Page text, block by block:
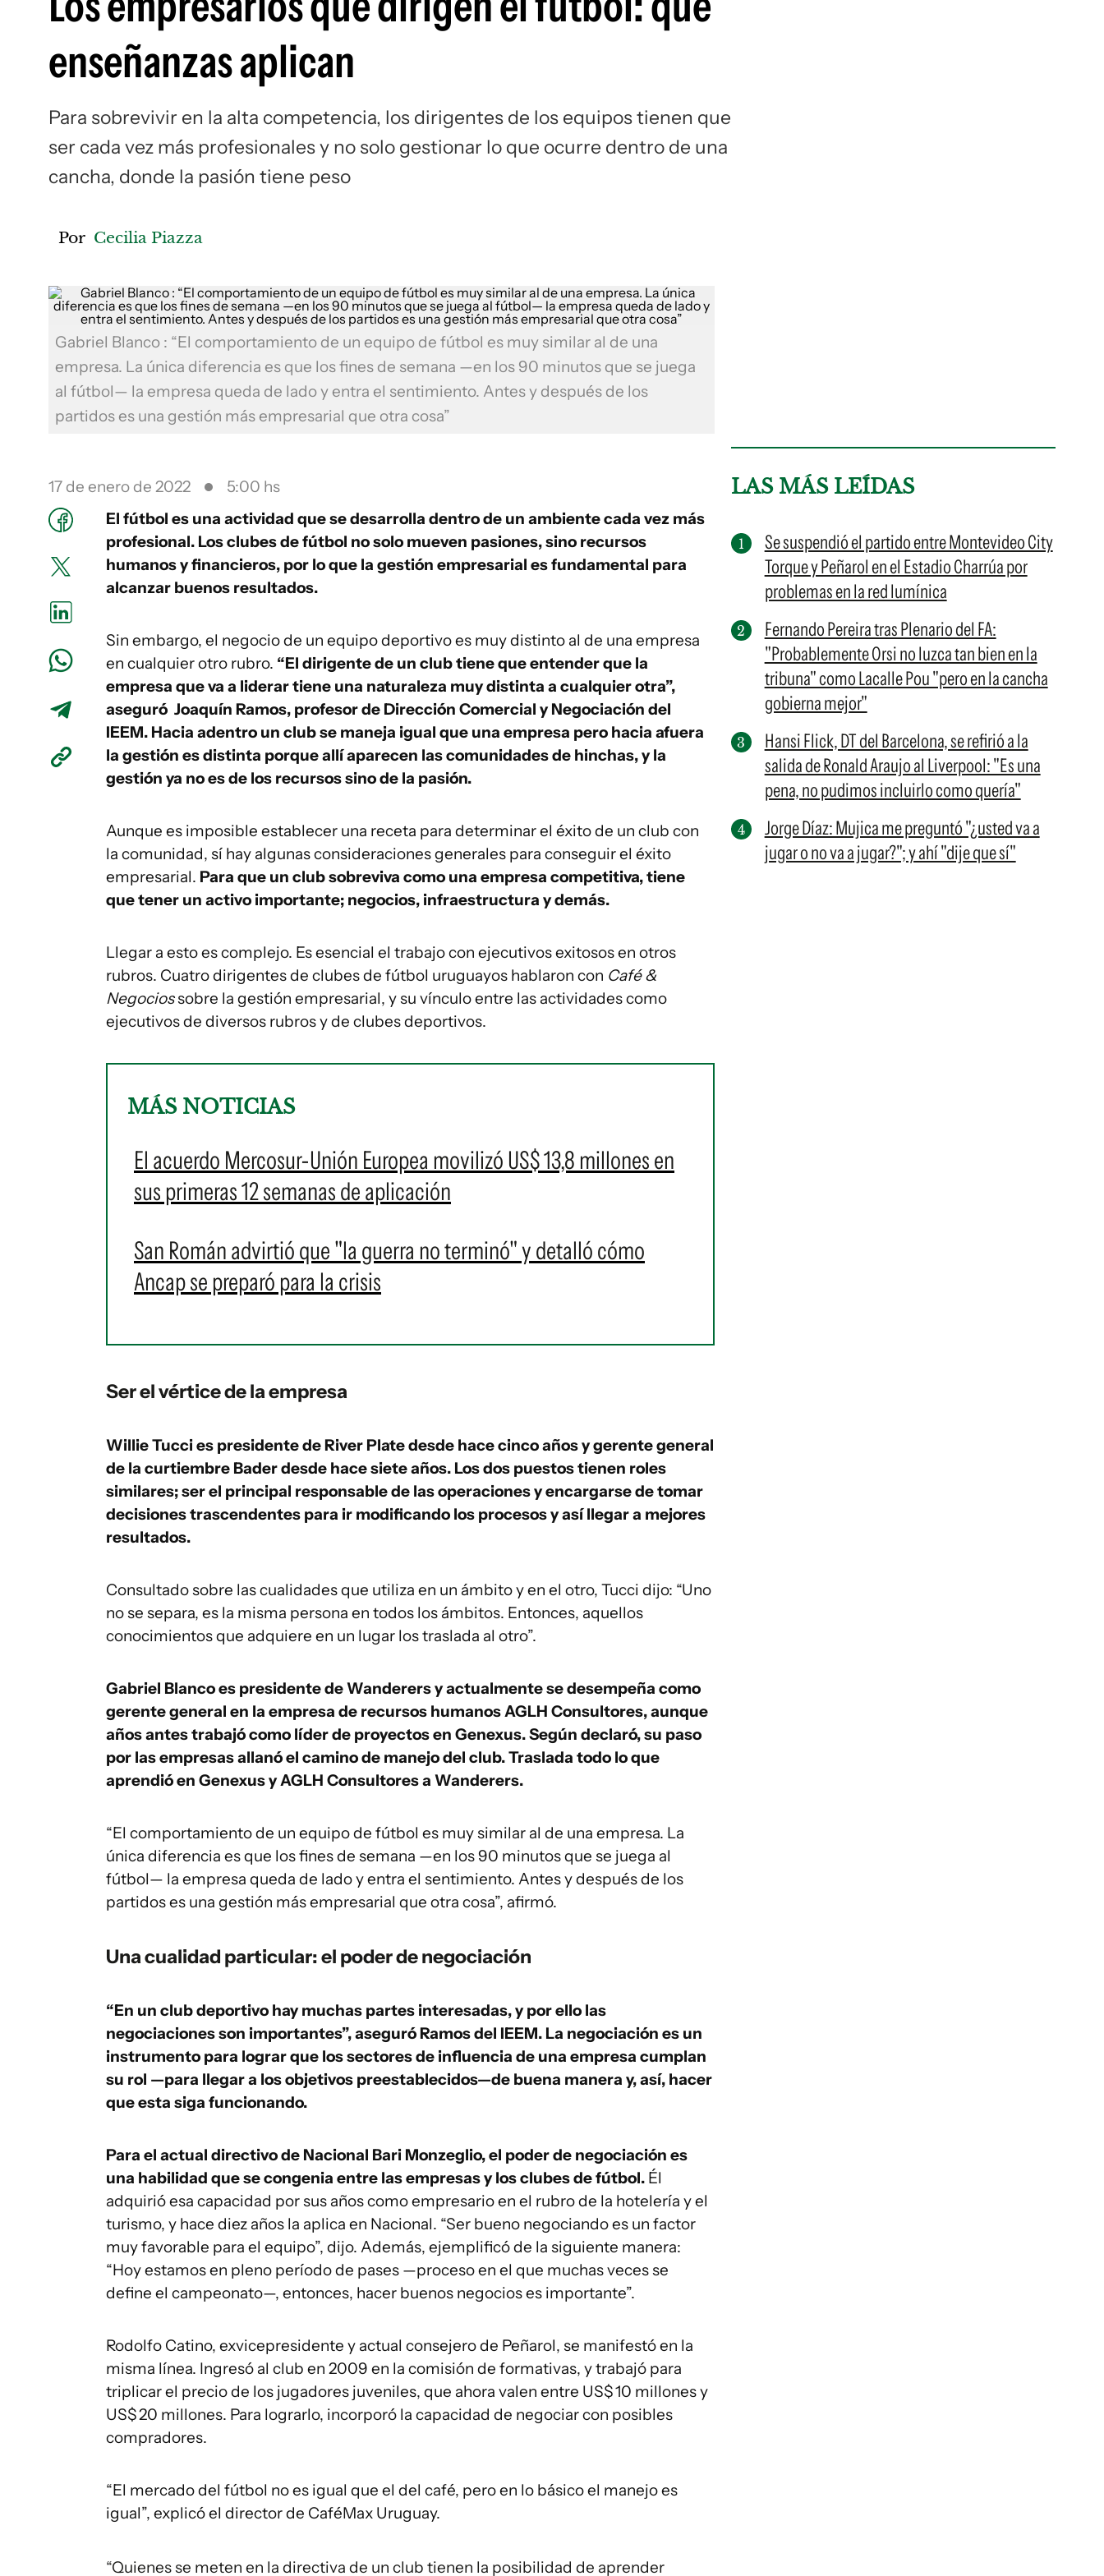
enseñanzas aplican
Para sobrevivir en la alta competencia, los dirigentes de los equipos tienen que
ser cada vez más profesionales y no solo gestionar lo que ocurre dentro de una
cancha, donde la pasión tiene peso
Por Cecilia Piazza
Gabriel Blanco : “El comportamiento de un equipo de fútbol es muy similar al de una
empresa. La única diferencia es que los fines de semana —en los 90 minutos que se juega
al fútbol— la empresa queda de lado y entra el sentimiento. Antes y después de los
partidos es una gestión más empresarial que otra cosa”
17 de enero de 2022
5:00 hs
El fútbol es una actividad que se desarrolla dentro de un ambiente cada vez más
profesional. Los clubes de fútbol no solo mueven pasiones, sino recursos
humanos y financieros, por lo que la gestión empresarial es fundamental para
alcanzar buenos resultados.
Sin embargo, el negocio de un equipo deportivo es muy distinto al de una empresa
en cualquier otro rubro. “El dirigente de un club tiene que entender que la
empresa que va a liderar tiene una naturaleza muy distinta a cualquier otra”,
aseguró Joaquín Ramos, profesor de Dirección Comercial y Negociación del
IEEM. Hacia adentro un club se maneja igual que una empresa pero hacia afuera
la gestión es distinta porque allí aparecen las comunidades de hinchas, y la
gestión ya no es de los recursos sino de la pasión.
Aunque es imposible establecer una receta para determinar el éxito de un club con
la comunidad, sí hay algunas consideraciones generales para conseguir el éxito
empresarial. Para que un club sobreviva como una empresa competitiva, tiene
que tener un activo importante; negocios, infraestructura y demás.
Llegar a esto es complejo. Es esencial el trabajo con ejecutivos exitosos en otros
rubros. Cuatro dirigentes de clubes de fútbol uruguayos hablaron con Café &
Negociossobre la gestión empresarial, y su vínculo entre las actividades como
ejecutivos de diversos rubros y de clubes deportivos.
MÁS NOTICIAS
El acuerdo Mercosur-Unión Europea movilizó US$ 13,8 millones en
sus primeras 12 semanas de aplicación
San Román advirtió que "la guerra no terminó" y detalló cómo
Ancap se preparó para la crisis
Ser el vértice de la empresa
Willie Tucci es presidente de River Plate desde hace cinco años y gerente general
de la curtiembre Bader desde hace siete años. Los dos puestos tienen roles
similares; ser el principal responsable de las operaciones y encargarse de tomar
decisiones trascendentes para ir modificando los procesos y así llegar a mejores
resultados.
Consultado sobre las cualidades que utiliza en un ámbito y en el otro, Tucci dijo: “Uno
no se separa, es la misma persona en todos los ámbitos. Entonces, aquellos
conocimientos que adquiere en un lugar los traslada al otro”.
Gabriel Blanco es presidente de Wanderers y actualmente se desempeña como
gerente general en la empresa de recursos humanos AGLH Consultores, aunque
años antes trabajó como líder de proyectos en Genexus. Según declaró, su paso
por las empresas allanó el camino de manejo del club. Traslada todo lo que
aprendió en Genexus y AGLH Consultores a Wanderers.
“El comportamiento de un equipo de fútbol es muy similar al de una empresa. La
única diferencia es que los fines de semana —en los 90 minutos que se juega al
fútbol— la empresa queda de lado y entra el sentimiento. Antes y después de los
partidos es una gestión más empresarial que otra cosa”, afirmó.
Una cualidad particular: el poder de negociación
“En un club deportivo hay muchas partes interesadas, y por ello las
negociaciones son importantes”, aseguró Ramos del IEEM. La negociación es un
instrumento para lograr que los sectores de influencia de una empresa cumplan
su rol —para llegar a los objetivos preestablecidos—de buena manera y, así, hacer
que esta siga funcionando.
Para el actual directivo de Nacional Bari Monzeglio, el poder de negociación es
una habilidad que se congenia entre las empresas y los clubes de fútbol. Él
adquirió esa capacidad por sus años como empresario en el rubro de la hotelería y el
turismo, y hace diez años la aplica en Nacional. “Ser bueno negociando es un factor
muy favorable para el equipo”, dijo. Además, ejemplificó de la siguiente manera:
“Hoy estamos en pleno período de pases —proceso en el que muchas veces se
define el campeonato—, entonces, hacer buenos negocios es importante”.
Rodolfo Catino, exvicepresidente y actual consejero de Peñarol, se manifestó en la
misma línea. Ingresó al club en 2009 en la comisión de formativas, y trabajó para
triplicar el precio de los jugadores juveniles, que ahora valen entre US$ 10 millones y
US$ 20 millones. Para lograrlo, incorporó la capacidad de negociar con posibles
compradores.
“El mercado del fútbol no es igual que el del café, pero en lo básico el manejo es
igual”, explicó el director de CaféMax Uruguay.
“Quienes se meten en la directiva de un club tienen la posibilidad de aprender
LAS MÁS LEÍDAS
Se suspendió el partido entre Montevideo City
Torque y Peñarol en el Estadio Charrúa por
problemas en la red lumínica
Fernando Pereira tras Plenario del FA:
"Probablemente Orsi no luzca tan bien en la
tribuna" como Lacalle Pou "pero en la cancha
gobierna mejor"
Hansi Flick, DT del Barcelona, se refirió a la
salida de Ronald Araujo al Liverpool: "Es una
pena, no pudimos incluirlo como quería"
Jorge Díaz: Mujica me preguntó "¿usted va a
jugar o no va a jugar?"; y ahí "dije que sí"